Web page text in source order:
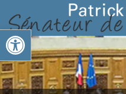
Ouvrir la barre d’outils